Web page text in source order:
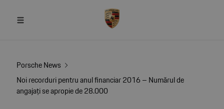
Porsche News
Noi recorduri pentru anul financiar 2016 – Numărul de
angajați se apropie de 28.000